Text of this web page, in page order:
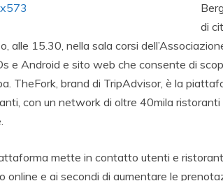
di
alle 15.30, nella sala corsi
e Android e sito web che consente di
TheFork, brand di TripAdvisor, è la
con un network di oltre 40mila
mette in contatto utenti e
online e ai secondi di aumentare le